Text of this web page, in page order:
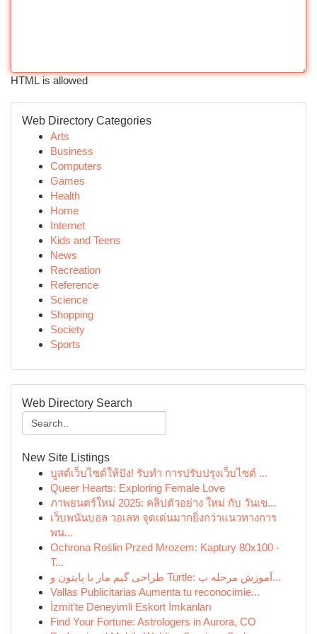
HTML is allowed
Web Directory Categories
Arts
Business
Computers
Games
Health
Home
Internet
Kids and Teens
News
Recreation
Reference
Science
Shopping
Society
Sports
Web Directory Search
New Site Listings
บูสต์เว็บไซต์ให้ปัง! รับทำ การปรับปรุงเว็บไซต์ ...
Queer Hearts: Exploring Female Love
ภาพยนตร์ใหม่ 2025: คลิปตัวอย่าง ใหม่ กับ วันเข...
เว็บพนันบอล วอเลท จุดเด่นมากยิ่งกว่าแนวทางการ
พน...
Ochrona Roślin Przed Mrozem: Kaptury 80x100 -
T...
طراحی گیم مار با پایتون و Turtle: آموزش مرحله ب...
Vallas Publicitarias Aumenta tu reconocimie...
İzmit'te Deneyimli Eskort İmkanları
Find Your Fortune: Astrologers in Aurora, CO